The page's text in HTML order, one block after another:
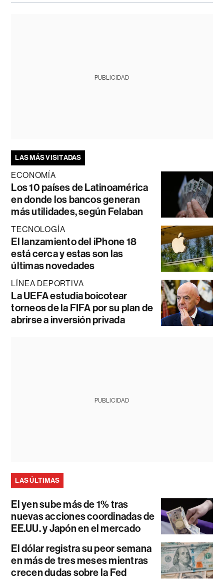
PUBLICIDAD
LAS MÁS VISITADAS
ECONOMÍA
Los 10 países de Latinoamérica
en donde los bancos generan
más utilidades, según Felaban
TECNOLOGÍA
El lanzamiento del iPhone 18
está cerca y estas son las
últimas novedades
LÍNEA DEPORTIVA
La UEFA estudia boicotear
torneos de la FIFA por su plan de
abrirse a inversión privada
PUBLICIDAD
LAS ÚLTIMAS
El yen sube más de 1% tras
nuevas acciones coordinadas de
EE.UU. y Japón en el mercado
El dólar registra su peor semana
en más de tres meses mientras
crecen dudas sobre la Fed